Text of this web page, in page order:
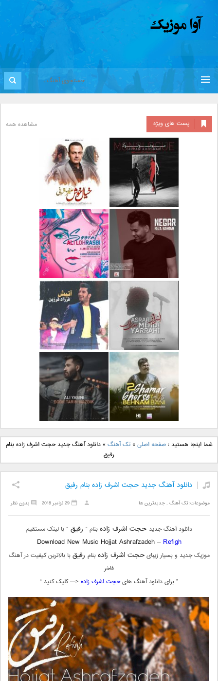
پست های ویژه مشاهده همه
دانلود آلبوم جدید سیروان
خسروی بنام مونولوگ
دانلود آهنگ جدید علیرضا
قربانی بنام خیال خوش
دانلود آهنگ جدید رضا
بهرام بنام نگار
دانلود آهنگ جدید علی
لهراسبی بنام صورت
دانلود آهنگ جدید مهدی
یراحی بنام اسرار
دانلود آهنگ جدید فرزاد
فرزین بنام آتیش
دانلود آهنگ جدید بهنام
بانی بنام قرص قمر 2
دانلود آهنگ جدید علی
یاسینی بنام دورترین نزدیک
شما اینجا هستید :صفحه اصلی »تک آهنگ »دانلود آهنگ جدید حجت اشرف زاده بنام
رفیق
دانلود آهنگ جدید حجت اشرف زاده بنام رفیق
موضوعات:تک آهنگ ,جدیدترین ها بدون نظر 29 نوامبر 2018
دانلود آهنگ جدید حجت اشرف زادهبنام “ رفیق” با لینک مستقیم
Download New Music Hojjat Ashrafzadeh – Refigh
موزیک جدید و بسیار زیبایحجت اشرف زادهبنام رفیق با بالاترین کیفیت در آهنگ
فاخر
” برای دانلود آهنگ هایحجت اشرف زاده <— کلیک کنید “